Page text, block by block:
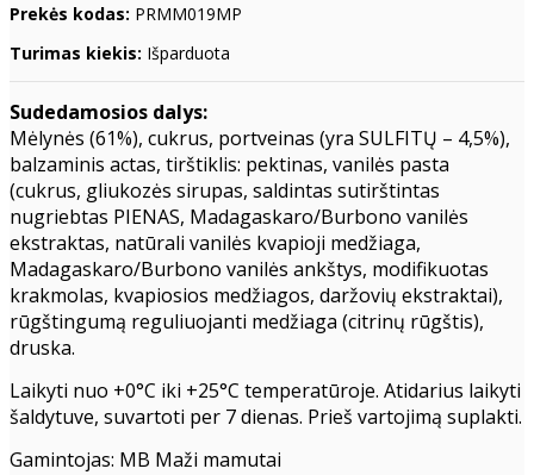
Prekės kodas: PRMM019MP
Turimas kiekis: Išparduota
Sudedamosios dalys:
Mėlynės (61%), cukrus, portveinas (yra SULFITŲ – 4,5%),
balzaminis actas, tirštiklis: pektinas, vanilės pasta
(cukrus, gliukozės sirupas, saldintas sutirštintas
nugriebtas PIENAS, Madagaskaro/Burbono vanilės
ekstraktas, natūrali vanilės kvapioji medžiaga,
Madagaskaro/Burbono vanilės ankštys, modifikuotas
krakmolas, kvapiosios medžiagos, daržovių ekstraktai),
rūgštingumą reguliuojanti medžiaga (citrinų rūgštis),
druska.
Laikyti nuo +0°C iki +25°C temperatūroje. Atidarius laikyti
šaldytuve, suvartoti per 7 dienas. Prieš vartojimą suplakti.
Gamintojas: MB Maži mamutai